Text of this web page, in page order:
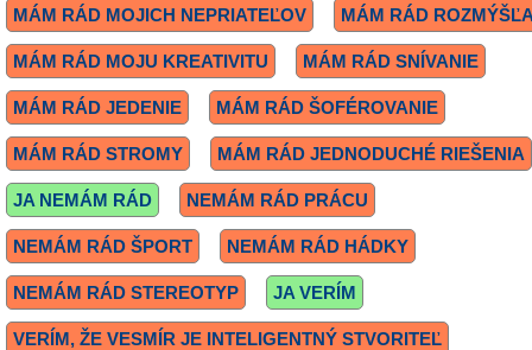
MÁM RÁD MOJICH NEPRIATEĽOV MÁM RÁD
MÁM RÁD MOJU KREATIVITU MÁM RÁD SNÍVANIE
MÁM RÁD JEDENIE MÁM RÁD ŠOFÉROVANIE
MÁM RÁD STROMY MÁM RÁD JEDNODUCHÉ RIEŠENIA
JA NEMÁM RÁD NEMÁM RÁD PRÁCU
NEMÁM RÁD ŠPORT NEMÁM RÁD HÁDKY
NEMÁM RÁD STEREOTYP JA VERÍM
VERÍM, ŽE VESMÍR JE INTELIGENTNÝ STVORITEĽ